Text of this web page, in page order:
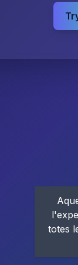
totes